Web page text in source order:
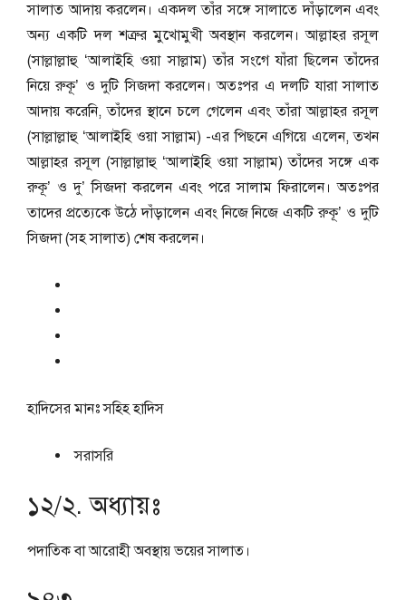
সালাত আদায় করলেন। একদল তাঁর সঙ্গে সালাতে দাঁড়ালেন এবং
অন্য একটি দল শত্রুর মুখোমুখী অবস্থান করলেন। আল্লাহর রসূল
(সাল্লাল্লাহু ‘আলাইহি ওয়া সাল্লাম) তাঁর সংগে যাঁরা ছিলেন তাঁদের
নিয়ে রুকূ’ ও দুটি সিজদা করলেন। অতঃপর এ দলটি যারা সালাত
আদায় করেনি, তাঁদের স্থানে চলে গেলেন এবং তাঁরা আল্লাহর রসূল
(সাল্লাল্লাহু ‘আলাইহি ওয়া সাল্লাম) -এর পিছনে এগিয়ে এলেন, তখন
আল্লাহর রসূল (সাল্লাল্লাহু ‘আলাইহি ওয়া সাল্লাম) তাঁদের সঙ্গে এক
রুকূ’ ও দু’ সিজদা করলেন এবং পরে সালাম ফিরালেন। অতঃপর
তাদের প্রত্যেকে উঠে দাঁড়ালেন এবং নিজে নিজে একটি রুকূ’ ও দুটি
সিজদা (সহ সালাত) শেষ করলেন।
হাদিসের মানঃসহিহ হাদিস
সরাসরি
১২/২. অধ্যায়ঃ
পদাতিক বা আরোহী অবস্থায় ভয়ের সালাত।